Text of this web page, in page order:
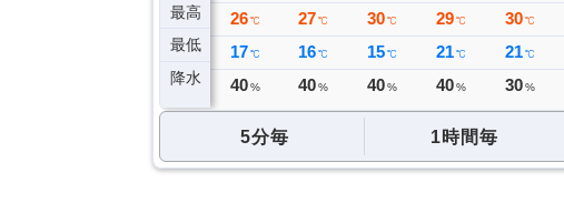
最高
最低
降水
25℃
18℃
ミリ
26 ℃
17 ℃
40 %
27 ℃
16 ℃
40 %
30 ℃
15 ℃
40 %
29 ℃
21 ℃
40 %
30℃
21℃
30%
5分毎 1時間毎